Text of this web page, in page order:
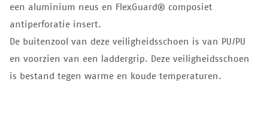
een aluminium neus en FlexGuard® composiet
antiperforatie insert.
De buitenzool van deze veiligheidsschoen is van PU/PU
en voorzien van een laddergrip. Deze veiligheidsschoen
is bestand tegen warme en koude temperaturen.